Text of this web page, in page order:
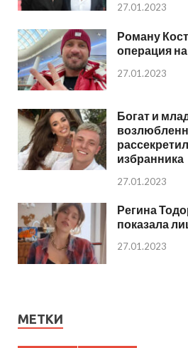
27.01.2023
Роману
операция
27.01.2023
Богат и
избранника
27.01.2023
Регина
показала
27.01.2023
МЕТКИ